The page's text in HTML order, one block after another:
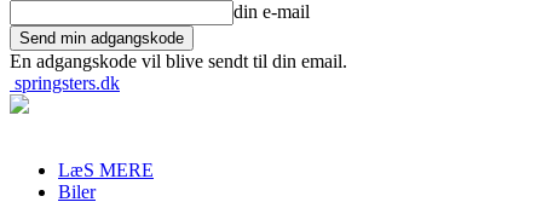
din e-mail
En adgangskode vil blive sendt til din email.
springsters.dk
LæS MERE
Biler